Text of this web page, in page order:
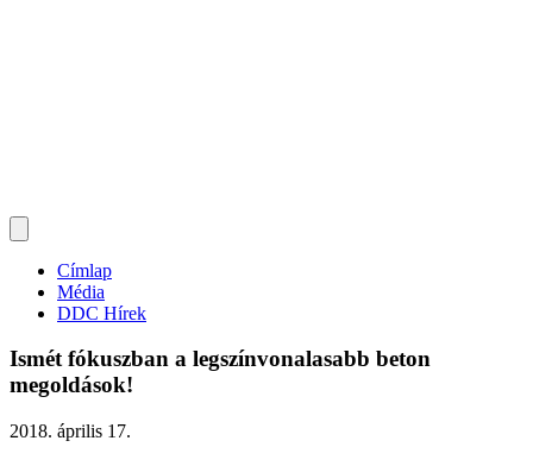
Címlap
Média
DDC Hírek
Ismét fókuszban a legszínvonalasabb beton
megoldások!
2018. április 17.